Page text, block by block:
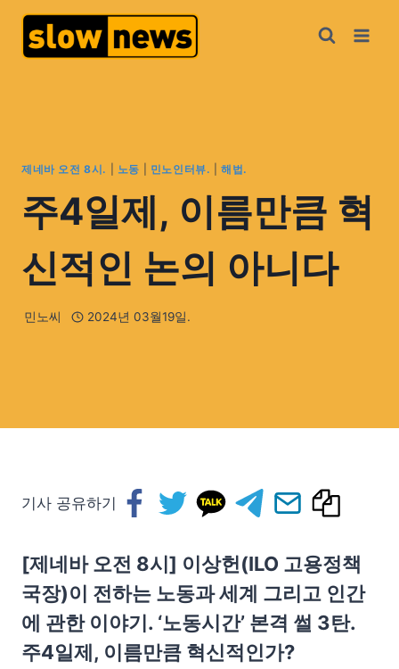
제네바 오전 8시. 노동 민노인터뷰. |해법.
주4일제, 이름만큼 혁
신적인 논의 아니다
민노씨 2024년 03월19일.
기사 공유하기
[제네바 오전 8시] 이상헌(ILO 고용정책
국장)이 전하는 노동과 세계 그리고 인간
에 관한 이야기. ‘노동시간’ 본격 썰 3탄.
주4일제, 이름만큼 혁신적인가?